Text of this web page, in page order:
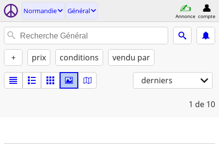
Normandie Général
Annonce compte
+ prix conditions vendu par
derniers
1 de 10